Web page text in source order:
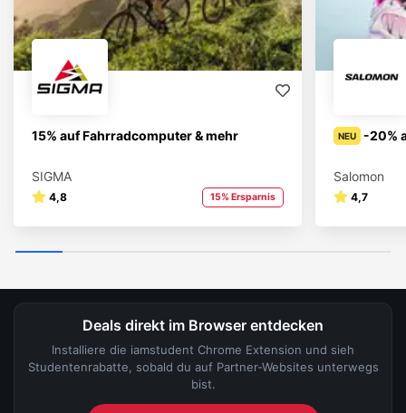
15% auf Fahrradcomputer & mehr
SIGMA
4,8 15% Ersparnis
NEU -20%
Salomon
4,7
Deals direkt im Browser entdecken
Installiere die iamstudent Chrome Extension und sieh
Studentenrabatte, sobald du auf Partner-Websites unterwegs
bist.